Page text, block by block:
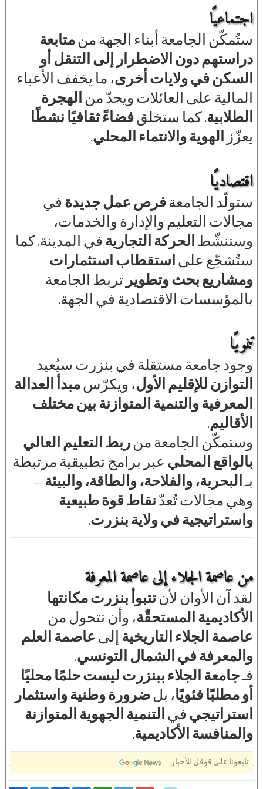
اجتماعيًا
ستُمكّن الجامعة أبناء الجهة منمتابعة
دراستهم دون الاضطرار إلى التنقل أو
السكن في ولايات أخرى، ما يخفف الأعباء
المالية على العائلات ويحدّ من الهجرة
الطلابية. كما ستخلقفضاءً ثقافيًا نشطًا
يعزّز الهوية والانتماء المحلي.
اقتصاديًا
ستولّد الجامعةفرص عمل جديدة في
مجالات التعليم والإدارة والخدمات،
وستنشّط الحركة التجارية في المدينة. كما
ستُشجّع على استقطاب استثمارات
ومشاريع بحث وتطويرتربط الجامعة
بالمؤسسات الاقتصادية في الجهة.
تنمويًا
وجود جامعة مستقلة في بنزرت سيُعيد
التوازن للإقليم الأول، ويكرّسمبدأ العدالة
المعرفية والتنمية المتوازنة بين مختلف
الأقاليم.
وستمكّن الجامعة منربط التعليم العالي
بالواقع المحلي عبر برامج تطبيقية مرتبطة
بـالبحرية، والفلاحة، والطاقة، والبيئة —
وهي مجالات تُعدّ نقاط قوة طبيعية
واستراتيجية في ولاية بنزرت.
من عاصمة الجلاء إلى عاصمة المعرفة
لقد آن الأوان لأنتتبوأ بنزرت مكانتها
الأكاديمية المستحقّة، وأن تتحول من
عاصمة الجلاء التاريخية إلى عاصمة العلم
والمعرفة في الشمال التونسي.
فـجامعة الجلاء ببنزرت ليست حلمًا محليًا
أو مطلبًا فئويًا، بلضرورة وطنية واستثمار
استراتيجي في التنمية الجهوية المتوازنة
والمنافسة الأكاديمية.
تابعونا على ڤوڤل للأخبار